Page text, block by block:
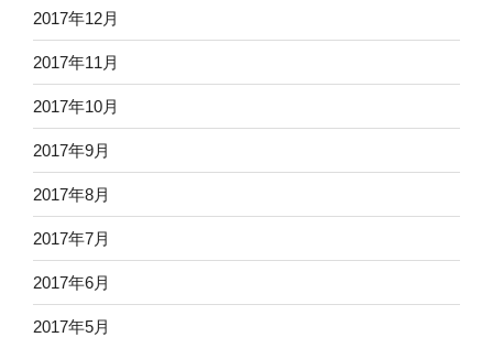
2017年12月
2017年11月
2017年10月
2017年9月
2017年8月
2017年7月
2017年6月
2017年5月